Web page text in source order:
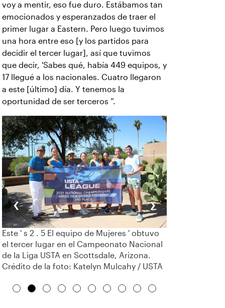
voy a mentir, eso fue duro. Estábamos tan
emocionados y esperanzados de traer el
primer lugar a Eastern. Pero luego tuvimos
una hora entre eso [y los partidos para
decidir el tercer lugar], así que tuvimos
que decir, 'Sabes qué, había 449 equipos, y
17 llegué a los nacionales. Cuatro llegaron
a este [último] día. Y tenemos la
oportunidad de ser terceros ”.
‹
Este ' s 2 . 5 El equipo de Mujeres ' obtuvo
el tercer lugar en el Campeonato Nacional
de la Liga USTA en Scottsdale, Arizona.
Crédito de la foto: Katelyn Mulcahy / USTA
›